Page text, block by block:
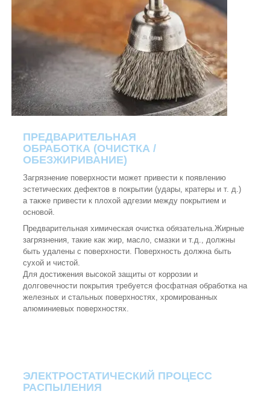
ПРЕДВАРИТЕЛЬНАЯ
ОБРАБОТКА (ОЧИСТКА /
ОБЕЗЖИРИВАНИЕ)
Загрязнение поверхности может привести к появлению
эстетических дефектов в покрытии (удары, кратеры и т. д.)
а также привести к плохой адгезии между покрытием и
основой.
Предварительная химическая очистка обязательна.Жирные
загрязнения, такие как жир, масло, смазки и т.д., должны
быть удалены с поверхности. Поверхность должна быть
сухой и чистой.
Для достижения высокой защиты от коррозии и
долговечности покрытия требуется фосфатная обработка на
железных и стальных поверхностях, хромированных
алюминиевых поверхностях.
ЭЛЕКТРОСТАТИЧЕСКИЙ ПРОЦЕСС
РАСПЫЛЕНИЯ